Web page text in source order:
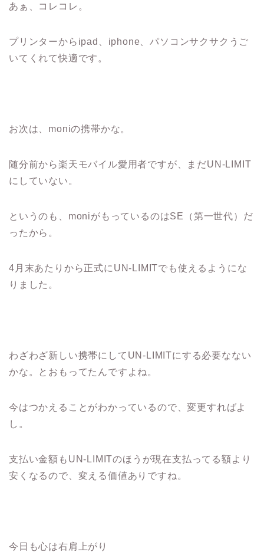
あぁ、コレコレ。
プリンターからipad、iphone、パソコンサクサクうご
いてくれて快適です。
お次は、moniの携帯かな。
随分前から楽天モバイル愛用者ですが、まだUN-LIMIT
にしていない。
というのも、moniがもっているのはSE（第一世代）だ
ったから。
4月末あたりから正式にUN-LIMITでも使えるようにな
りました。
わざわざ新しい携帯にしてUN-LIMITにする必要なない
かな。とおもってたんですよね。
今はつかえることがわかっているので、変更すればよ
し。
支払い金額もUN-LIMITのほうが現在支払ってる額より
安くなるので、変える価値ありですね。
今日も心は右肩上がり